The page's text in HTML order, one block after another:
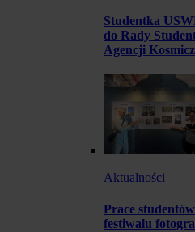
Studentka
do Rady
Agencji
Aktualności
Prace
festiwalu